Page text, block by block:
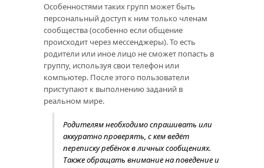
Особенностями таких групп может быть
персональный доступ к ним только членам
сообщества (особенно если общение
происходит через мессенджеры). То есть
родители или иное лицо не сможет попасть в
группу, используя свои телефон или
компьютер. После этого пользователи
приступают к выполнению заданий в
реальном мире.
Родителям необходимо спрашивать или
аккуратно проверять, с кем ведёт
переписку ребёнок в личных сообщениях.
Также обращать внимание на поведение и